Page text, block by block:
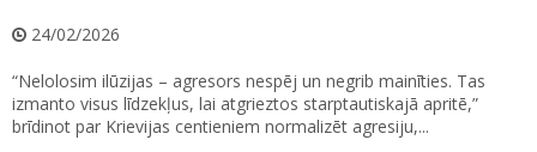
24/02/2026
“Nelolosim ilūzijas – agresors nespēj un negrib mainīties. Tas
izmanto visus līdzekļus, lai atgrieztos starptautiskajā apritē,”
brīdinot par Krievijas centieniem normalizēt agresiju,...